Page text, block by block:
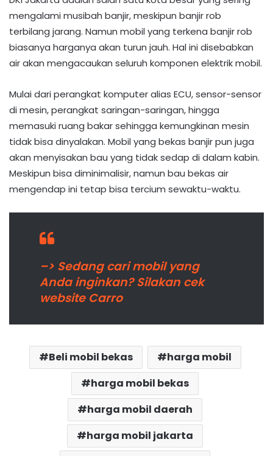
mengalami musibah banjir, meskipun banjir rob
terbilang jarang. Namun mobil yang terkena banjir rob
biasanya harganya akan turun jauh. Hal ini disebabkan
air akan mengacaukan seluruh komponen elektrik mobil.
Mulai dari perangkat komputer alias ECU, sensor-sensor
di mesin, perangkat saringan-saringan, hingga
memasuki ruang bakar sehingga kemungkinan mesin
tidak bisa dinyalakan. Mobil yang bekas banjir pun juga
akan menyisakan bau yang tidak sedap di dalam kabin.
Meskipun bisa diminimalisir, namun bau bekas air
mengendap ini tetap bisa tercium sewaktu-waktu.
–> Sedang cari mobil yang
Anda inginkan? Silakan cek
website Carro
Beli mobil bekas
harga mobil
harga mobil bekas
harga mobil daerah
harga mobil jakarta